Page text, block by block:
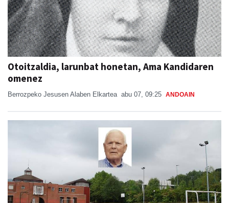
Otoitzaldia, larunbat honetan, Ama Kandidaren
omenez
Berrozpeko Jesusen Alaben Elkartea abu 07, 09:25 ANDOAIN